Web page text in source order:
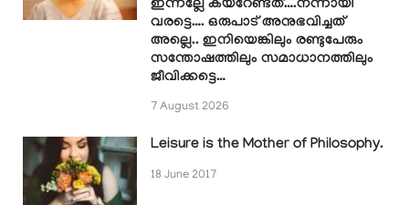
ഇന്നല്ലേ കയറേണ്ടത്….നന്നായി
വരട്ടെ…. ഒരുപാട് അനുഭവിച്ചത്
അല്ലെ.. ഇനിയെങ്കിലും രണ്ടുപേരും
സന്തോഷത്തിലും സമാധാനത്തിലും
ജീവിക്കട്ടെ…
7 August 2026
Leisure is the Mother of Philosophy.
18 June 2017